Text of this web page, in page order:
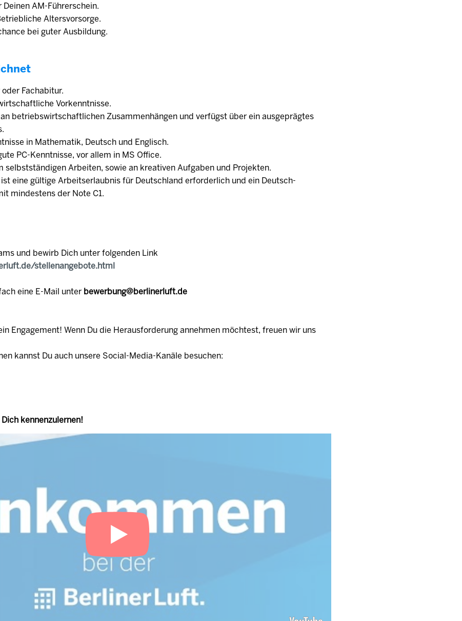
Deinen AM-Führerschein.
Altersvorsorge.
bei guter Ausbildung.
Fachabitur.
Vorkenntnisse.
betriebswirtschaftlichen Zusammenhängen und verfügst über ein ausgeprägtes
in Mathematik, Deutsch und Englisch.
PC-Kenntnisse, vor allem in MS Office.
selbstständigen Arbeiten, sowie an kreativen Aufgaben und Projekten.
ist eine gültige Arbeitserlaubnis für Deutschland erforderlich und ein Deutsch-
mindestens der Note C1.
und bewirb Dich unter folgenden Link
stellenangebote.html
eine E-Mail unter bewerbung@berlinerluft.de
Engagement! Wenn Du die Herausforderung annehmen möchtest, freuen wir uns
kannst Du auch unsere Social-Media-Kanäle besuchen:
kennenzulernen!